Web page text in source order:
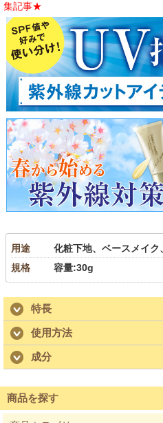
集記事★
用途
化粧下地、ベースメイク
規格
容量:30g
特長
使用方法
成分
商品を探す